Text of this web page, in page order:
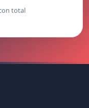
total